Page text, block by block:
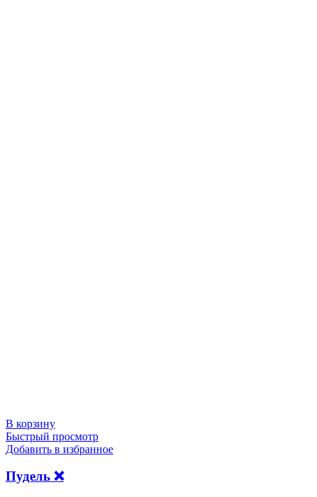
В корзину
Быстрый просмотр
Добавить в избранное
Пудель ❌